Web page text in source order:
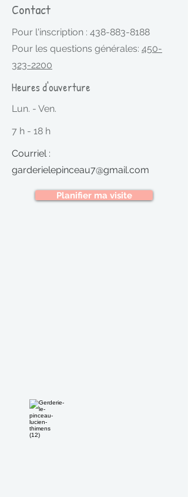
Contact
Pour l'inscription : 438-883-8188
Pour les questions générales: 450-
323-2200
Heures d'ouverture
Lun. - Ven.
7 h - 18 h
Courriel :
garderielepinceau7@gmail.com
Planifier ma visite